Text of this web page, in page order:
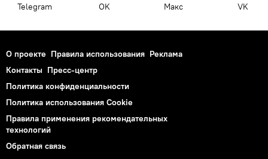
Telegram OK Макс VK
О проекте Правила использования Реклама
Контакты Пресс-центр
Политика конфиденциальности
Политика использования Cookie
Правила применения рекомендательных
технологий
Обратная связь